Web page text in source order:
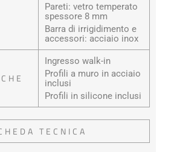
Pareti: vetro temperato
spessore 8 mm
Barra di irrigidimento e
accessori: acciaio inox
Ingresso walk-in
Profili a muro in acciaio
inclusi
Profili in silicone inclusi
TECNICA